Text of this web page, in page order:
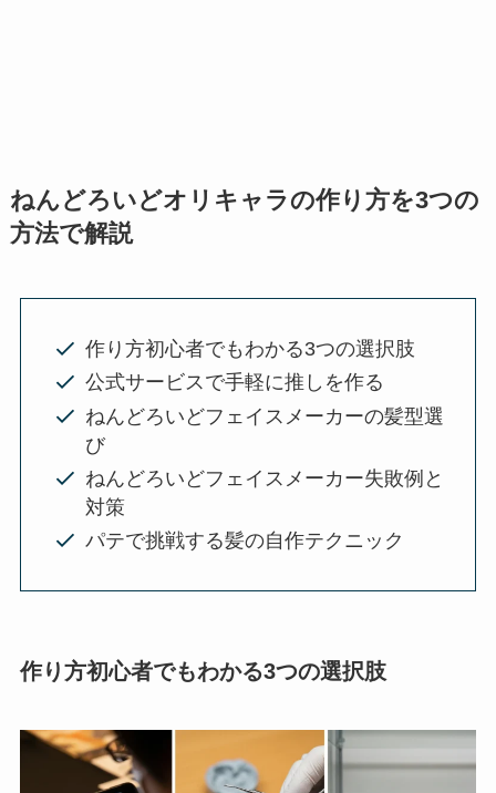
ねんどろいどオリキャラの作り方を3つの
方法で解説
作り方初心者でもわかる3つの選択肢
公式サービスで手軽に推しを作る
ねんどろいどフェイスメーカーの髪型選
び
ねんどろいどフェイスメーカー失敗例と
対策
パテで挑戦する髪の自作テクニック
作り方初心者でもわかる3つの選択肢